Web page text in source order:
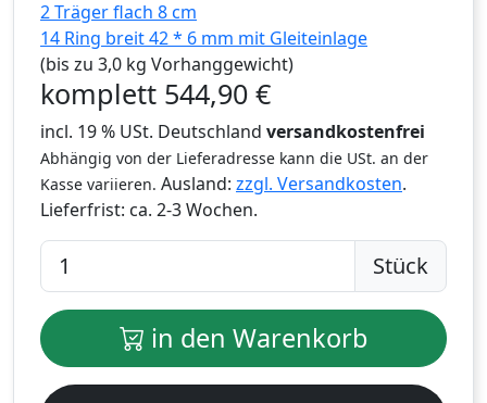
2 Träger flach 8 cm
14 Ring breit 42 * 6 mm mit Gleiteinlage
(bis zu 3,0 kg Vorhanggewicht)
komplett 544,90 €
incl. 19 % USt. Deutschland versandkostenfrei
Abhängig von der Lieferadresse kann die USt. an der
Kasse variieren. Ausland: zzgl. Versandkosten.
Lieferfrist: ca. 2-3 Wochen.
Stück
in den Warenkorb